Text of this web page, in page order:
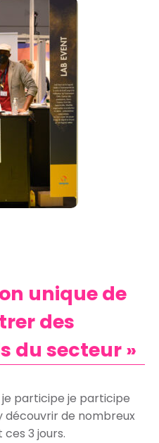
unique de
des
du secteur »
je participe je participe
découvrir de nombreux
3 jours.